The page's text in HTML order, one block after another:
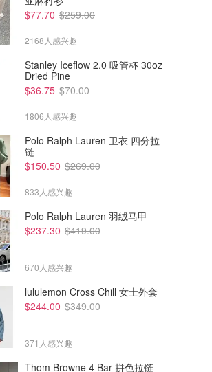
$77.70 $259.00
2168人感兴趣
Stanley Iceflow 2.0 吸管杯 30oz
Dried Pine
$36.75 $70.00
1806人感兴趣
Polo Ralph Lauren 卫衣 四分拉
链
$150.50 $269.00
833人感兴趣
Polo Ralph Lauren 羽绒马甲
$237.30 $419.00
670人感兴趣
lululemon Cross Chill 女士外套
$244.00 $349.00
371人感兴趣
Thom Browne 4 Bar 拼色拉链